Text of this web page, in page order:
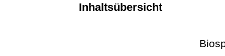
Inhaltsübersicht